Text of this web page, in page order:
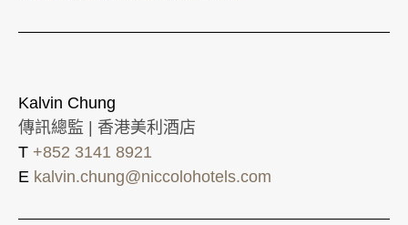
Kalvin Chung
傳訊總監 | 香港美利酒店
T +852 3141 8921
E kalvin.chung@niccolohotels.com